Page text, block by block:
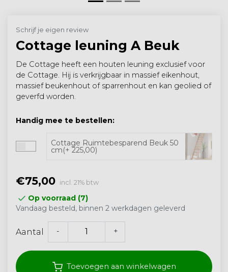
Schrijf je eigen review
Cottage leuning A Beuk
De Cottage heeft een houten leuning exclusief voor
de Cottage. Hij is verkrijgbaar in massief eikenhout,
massief beukenhout of sparrenhout en kan geolied of
geverfd worden.
Handig mee te bestellen:
Cottage Ruimtebesparend Beuk 50
cm(+ 225,00)
€75,00 incl. 21% btw
Op voorraad (7)
Vandaag besteld, binnen 2 werkdagen geleverd
Aantal - +
Toevoegen aan winkelwagen